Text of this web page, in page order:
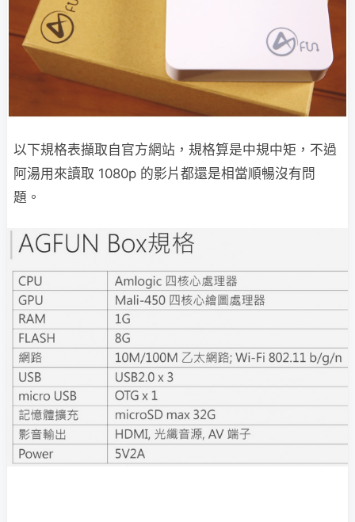
以下規格表擷取自官方網站，規格算是中規中矩，不過
阿湯用來讀取 1080p 的影片都還是相當順暢沒有問
題。